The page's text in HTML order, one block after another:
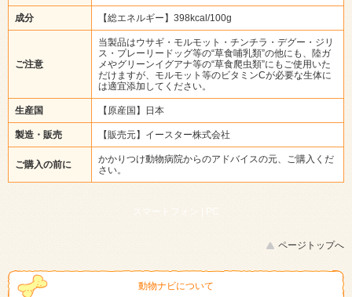
成分 【総エネルギー】398kcal/100g
ご注意
当製品はウサギ・モルモット・チンチラ・デグー・ジリ
ス・プレーリードッグ等の“草食哺乳類”の他にも、陸ガ
メやグリーンイグアナ等の“草食爬虫類”にもご使用いた
だけますが、モルモット等のビタミンCが必要な生体に
は適宜添加してください。
生産国 【原産国】日本
製造・販売 【販売元】イースター株式会社
ご購入の前に
かかりつけ動物病院からのアドバイスの元、ご購入くだ
さい。
スマートフォン | PC
ページトップへ
動物ナビについて